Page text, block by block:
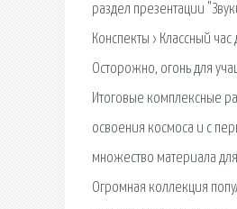
раздел презентации
Конспекты › Классный
Осторожно, огонь для
Итоговые комплексные
освоения космоса и с
множество материала
Огромная коллекция